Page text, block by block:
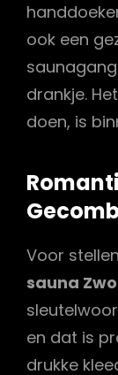
ook een
drankje.
doen, is
Voor
sauna
en dat is
drukke